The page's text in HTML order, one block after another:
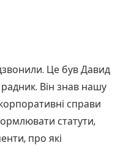
Це був Давид
Він знав нашу
справи
статути,
про які